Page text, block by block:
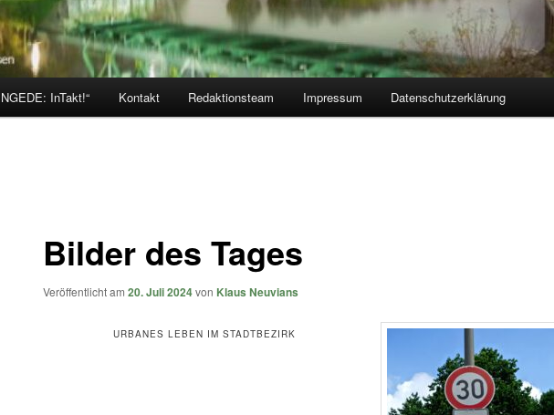
InTakt!“ Kontakt Redaktionsteam Impressum Datenschutzerklärung
Bilder des Tages
Veröffentlicht am 20. Juli 2024von Klaus Neuvians
URBANES LEBEN IM STADTBEZIRK